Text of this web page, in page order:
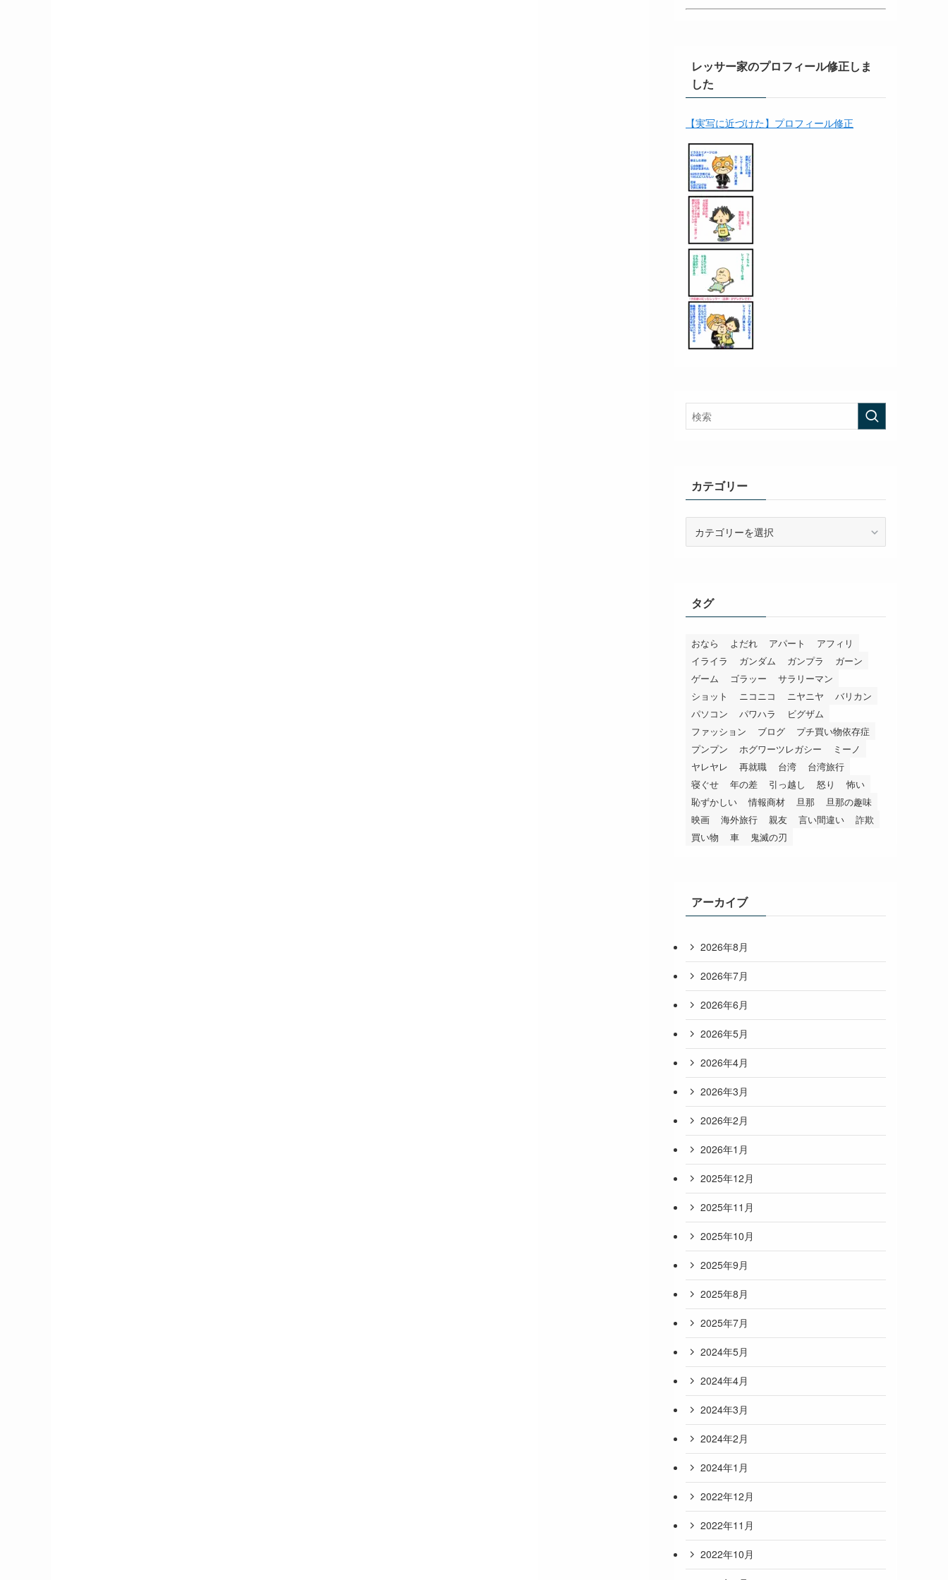
レッサー家のプロフィール修正しま
した
【実写に近づけた】プロフィール修正
カテゴリー
タグ
おなら よだれ アパート
アフィリ
イライラ
ガンダム ガンプラ
ガーン
ゲーム
ゴラッー
サラリーマン
ショット
ニコニコ ニヤニヤ
バリカン
パソコン
パワハラ
ビグザム
ファッション
ブログ
プチ買い物依存症
プンプン
ホグワーツレガシー
ミーノ
ヤレヤレ
再就職 台湾
台湾旅行
寝ぐせ
年の差 引っ越し 怒り
怖い
恥ずかしい
情報商材 旦那
旦那の趣味
映画
海外旅行 親友 言い間違い
詐欺
買い物
車 鬼滅の刃
アーカイブ
2026年8月
2026年7月
2026年6月
2026年5月
2026年4月
2026年3月
2026年2月
2026年1月
2025年12月
2025年11月
2025年10月
2025年9月
2025年8月
2025年7月
2024年5月
2024年4月
2024年3月
2024年2月
2024年1月
2022年12月
2022年11月
2022年10月